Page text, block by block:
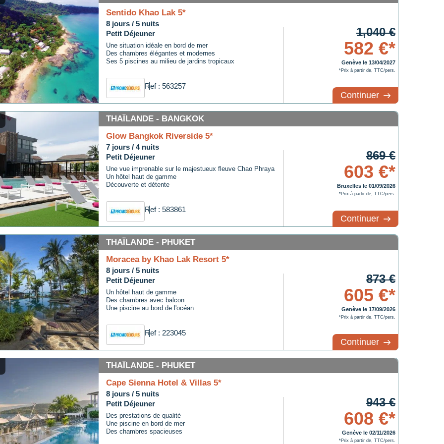
Sentido Khao Lak 5*
8 jours / 5 nuits
Petit Déjeuner
Une situation idéale en bord de mer
Des chambres élégantes et modernes
Ses 5 piscines au milieu de jardins tropicaux
Ref : 563257
1,040 €
582 €*
Genève le 13/04/2027
*Prix à partir de, TTC/pers.
Continuer
THAÏLANDE - BANGKOK
Glow Bangkok Riverside 5*
7 jours / 4 nuits
Petit Déjeuner
Une vue imprenable sur le majestueux fleuve Chao Phraya
Un hôtel haut de gamme
Découverte et détente
Ref : 583861
869 €
603 €*
Bruxelles le 01/09/2026
*Prix à partir de, TTC/pers.
Continuer
THAÏLANDE - PHUKET
Moracea by Khao Lak Resort 5*
8 jours / 5 nuits
Petit Déjeuner
Un hôtel haut de gamme
Des chambres avec balcon
Une piscine au bord de l'océan
Ref : 223045
873 €
605 €*
Genève le 17/09/2026
*Prix à partir de, TTC/pers.
Continuer
THAÏLANDE - PHUKET
Cape Sienna Hotel & Villas 5*
8 jours / 5 nuits
Petit Déjeuner
Des prestations de qualité
Une piscine en bord de mer
Des chambres spacieuses
943 €
608 €*
Genève le 02/11/2026
*Prix à partir de, TTC/pers.